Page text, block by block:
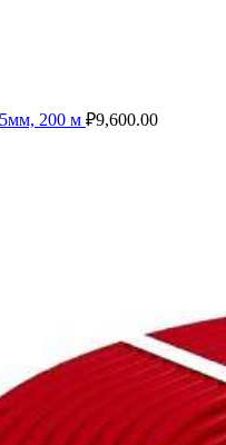
200 м ₽9,600.00